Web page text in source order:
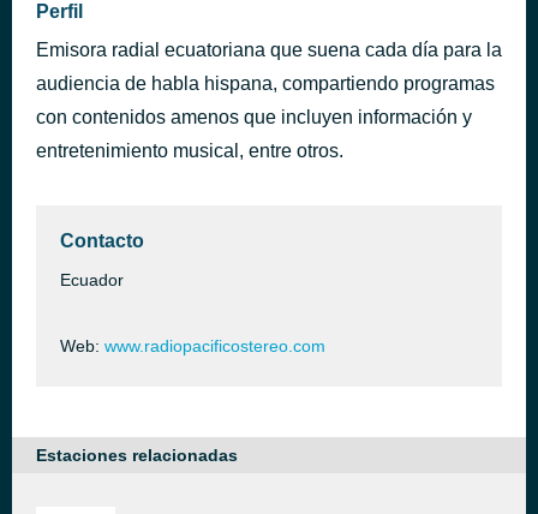
Azukita (Steve Aoki, Daddy Yankee, Play-N-Skillz & Elvis Crespo)
Steve Aoki
Trump-It
hace 4 días
Perfil
Emisora radial ecuatoriana que suena cada día para la
audiencia de habla hispana, compartiendo programas
con contenidos amenos que incluyen información y
entretenimiento musical, entre otros.
Contacto
Ecuador
Web: www.radiopacificostereo.com
Estaciones relacionadas